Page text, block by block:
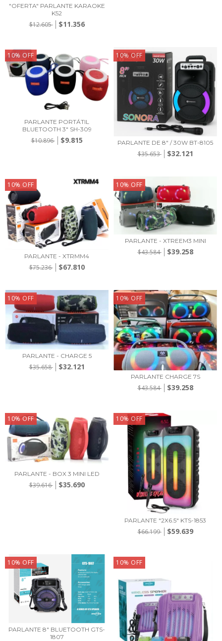
"OFERTA" PARLANTE KARAOKE
K52
$12.605 $11.356
10% OFF
PARLANTE PORTÁTIL
BLUETOOTH 3" SH-309
$10.896 $9.815
10% OFF
PARLANTE DE 8" / 30W BT-8105
$35.653 $32.121
10% OFF
PARLANTE - XTRMM4
$75.236 $67.810
10% OFF
PARLANTE - XTREEM3 MINI
$43.584 $39.258
10% OFF
PARLANTE - CHARGE 5
$35.658 $32.121
10% OFF
PARLANTE CHARGE 7S
$43.584 $39.258
10% OFF
PARLANTE - BOX 3 MINI LED
$39.616 $35.690
10% OFF
PARLANTE "2X6.5" KTS-1853
$66.199 $59.639
10% OFF
PARLANTE 8" BLUETOOTH GTS-
1807
10% OFF